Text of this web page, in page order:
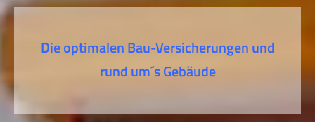
Die optimalen Bau-Versicherungen und
rund um´s Gebäude